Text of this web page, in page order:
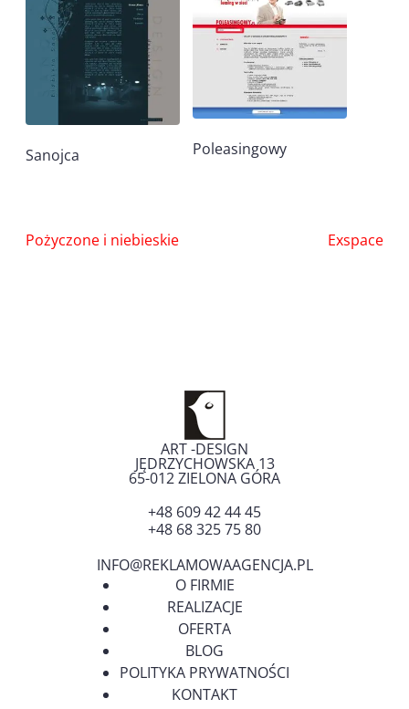
Sanojca Poleasingowy
Nawigacja
Pożyczone i niebieskie Exspace
ART -DESIGN
JĘDRZYCHOWSKA 13
65-012ZIELONA GÓRA
+48 609 42 44 45
+48 68 325 75 80
INFO@REKLAMOWAAGENCJA.PL
O FIRMIE
REALIZACJE
OFERTA
BLOG
POLITYKA PRYWATNOŚCI
KONTAKT